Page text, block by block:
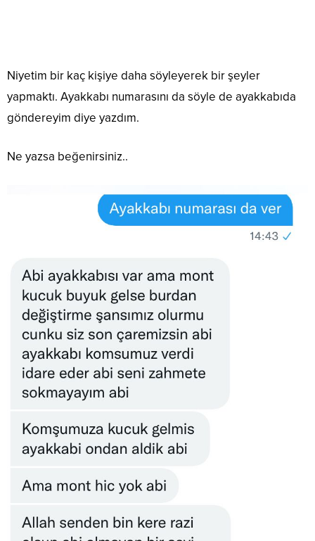
Niyetim bir kaç kişiye daha söyleyerek bir şeyler
yapmaktı. Ayakkabı numarasını da söyle de ayakkabıda
göndereyim diye yazdım.
Ne yazsa beğenirsiniz..